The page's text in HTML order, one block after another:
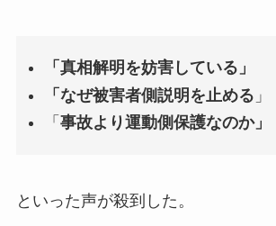
「真相解明を妨害している」
「なぜ被害者側説明を止める 」
「事故より運動側保護なのか」
といった声が殺到した。